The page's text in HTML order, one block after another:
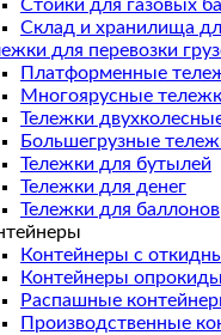
Стойки для газовых
Склад и хранилища
для перевозки
Платформенные
Многоярусные
Тележки
Большегрузные
Тележки для бутылей
Тележки для денег
Тележки для баллонов
Контейнеры с
Контейнеры
Распашные
Производственные